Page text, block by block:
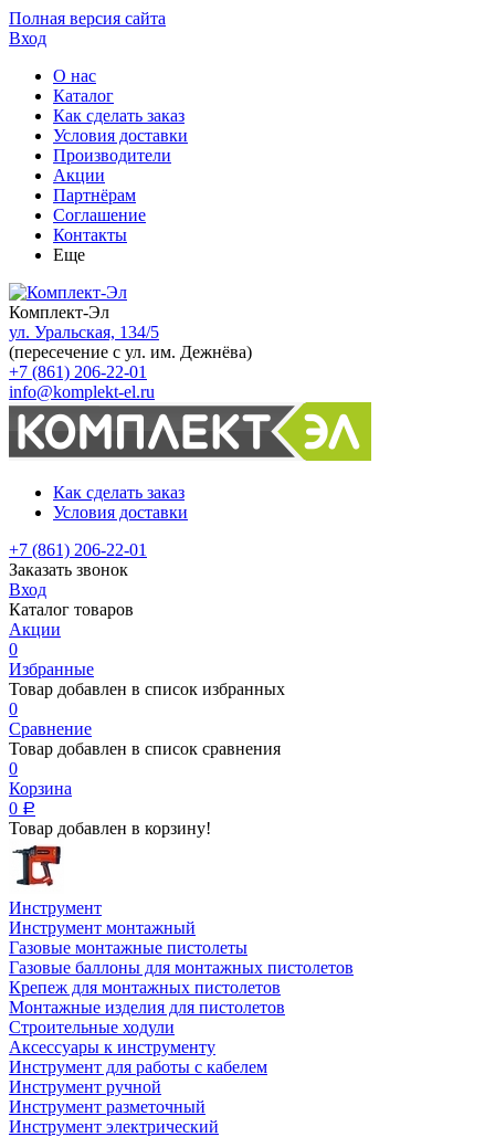
Полная версия сайта
Вход
О нас
Каталог
Как сделать заказ
Условия доставки
Производители
Акции
Партнёрам
Соглашение
Контакты
Еще
Комплект-Эл
ул. Уральская, 134/5
(пересечение с ул. им. Дежнёва)
+7 (861) 206-22-01
info@komplekt-el.ru
Как сделать заказ
Условия доставки
+7 (861) 206-22-01
Заказать звонок
Вход
Каталог товаров
Акции
0
Избранные
Товар добавлен в список избранных
0
Сравнение
Товар добавлен в список сравнения
0
Корзина
0 Р
Товар добавлен в корзину!
Инструмент
Инструмент монтажный
Газовые монтажные пистолеты
Газовые баллоны для монтажных пистолетов
Крепеж для монтажных пистолетов
Монтажные изделия для пистолетов
Строительные ходули
Аксессуары к инструменту
Инструмент для работы с кабелем
Инструмент ручной
Инструмент разметочный
Инструмент электрический